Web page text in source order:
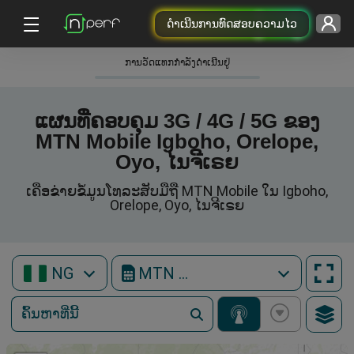
ດຳເນີນການທົດສອບຄວາມໄວ
ການວັດແທກກໍາລັງດໍາເນີນຢູ່
ແຜນທີ່ຄອບຄຸມ 3G / 4G / 5G ຂອງ
MTN Mobile Igboho, Orelope,
Oyo, ໄນຈີເຣຍ
ເຄືອຂ່າຍຂໍ້ມູນໂທລະສັບມືຖື MTN Mobile ໃນ Igboho,
Orelope, Oyo, ໄນຈີເຣຍ
NG MTN Mobile